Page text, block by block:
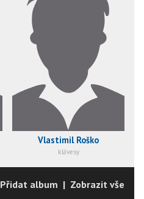
Vlastimil Roško
klávesy
Přidat album | Zobrazit vše